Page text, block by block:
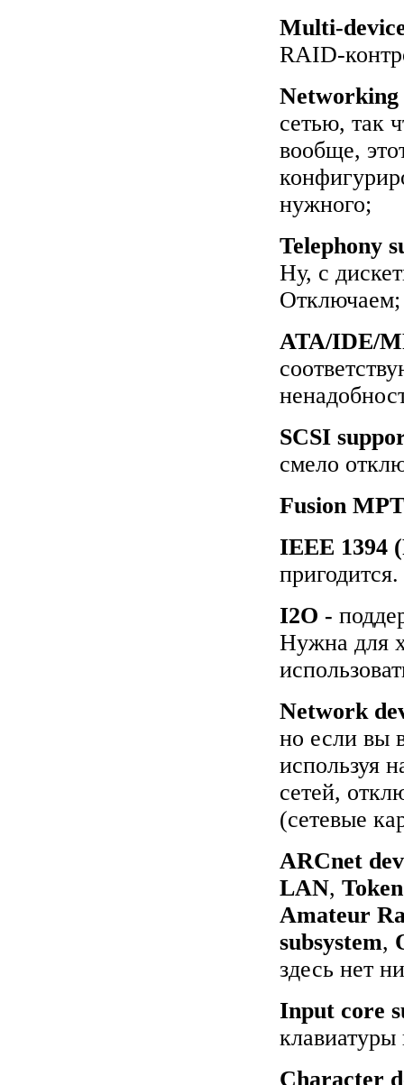
Multi-
RAID-
сетью, так
вообще,
нужного;
Telephony
Ну, с
Отключаем;
ATA/IDE/
SCSI
смело
Fusion
IEEE 1394
I2O -
Нужна для
Network
но если вы
используя
сетей,
(сетевые
ARCnet
LAN,
Amateur
subsystem,
здесь нет
Input core
Character